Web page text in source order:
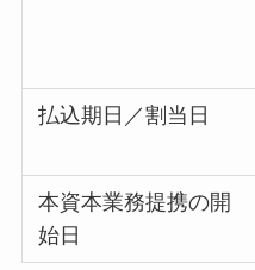
払込期日／割当日
本資本業務提携の開
始日